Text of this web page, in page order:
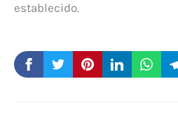
establecido.